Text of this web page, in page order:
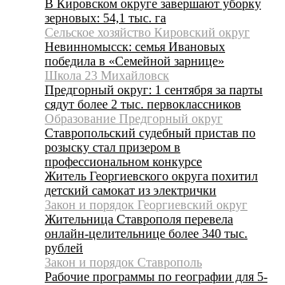
В Кировском округе завершают уборку
зерновых: 54,1 тыс. га
Сельское хозяйство Кировский округ
Невинномысск: семья Ивановых
победила в «Семейной зарнице»
Школа 23 Михайловск
Предгорный округ: 1 сентября за парты
сядут более 2 тыс. первоклассников
Образование Предгорный округ
Ставропольский судебный пристав по
розыску стал призером в
профессиональном конкурсе
Житель Георгиевского округа похитил
детский самокат из электрички
Закон и порядок Георгиевский округ
Жительница Ставрополя перевела
онлайн-целительнице более 340 тыс.
рублей
Закон и порядок Ставрополь
Рабочие программы по географии для 5-